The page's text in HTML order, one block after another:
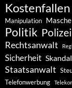
Kostenfallen
Manipulation Masche
Politik Polizei
Rechtsanwalt
Sicherheit Skandal
Staatsanwalt
Telefonwerbung